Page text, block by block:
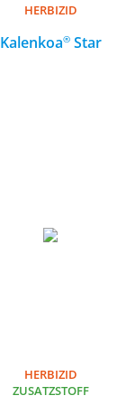
HERBIZID
Kalenkoa®Star
HERBIZID
Kalenkoa®Star
HERBIZID
ZUSATZSTOFF
HERBIZID
ZUSATZSTOFF